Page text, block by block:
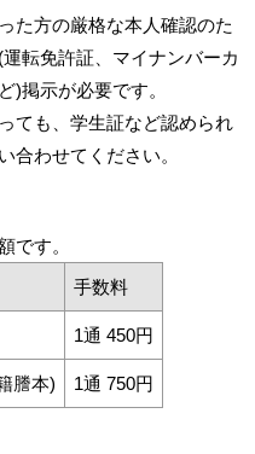
た方の厳格な本人確認のた
転免許証、マイナンバーカ
)掲示が必要です。
ても、学生証など認められ
合わせてください。
です。
手数料
1通 450円
謄本) 1通 750円